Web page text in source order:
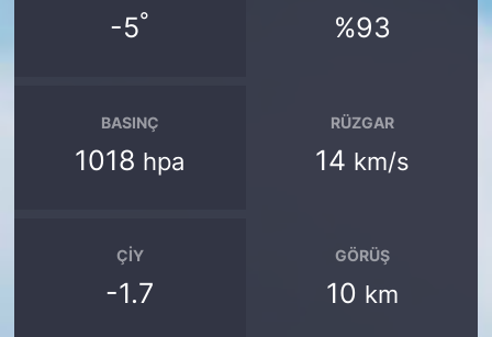
-5° %93
BASINÇ
1018 hpa
RÜZGAR
14 km/s
ÇIY
-1.7
GÖRÜŞ
10 km